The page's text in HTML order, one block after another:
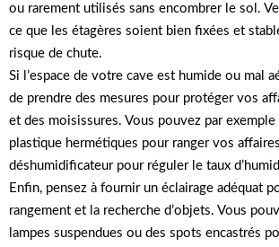
ou rarement utilisés sans encombrer le sol.
ce que les étagères soient bien fixées et
risque de chute.
Si l’espace de votre cave est humide ou mal
de prendre des mesures pour protéger vos
et des moisissures. Vous pouvez par
plastique hermétiques pour ranger vos
déshumidificateur pour réguler le taux
Enfin, pensez à fournir un éclairage adéquat
rangement et la recherche d’objets. Vous
lampes suspendues ou des spots encastrés